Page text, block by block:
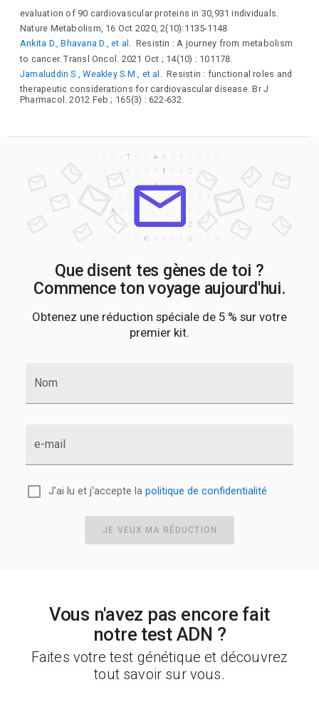
evaluation of 90 cardiovascular proteins in 30,931 individuals
Nature Metabolism, 16 Oct 2020, 2(10):1135-1148
Ankita D., Bhavana D., et al. Resistin : A journey from metabolism
to cancer. Transl Oncol. 2021 Oct ; 14(10) : 101178.
Jamaluddin S., Weakley S.M., et al. Resistin : functional roles and
therapeutic considerations for cardiovascular disease. Br J
Pharmacol. 2012 Feb ; 165(3) : 622-632.
Que disent tes gènes de toi ?
Commence ton voyage aujourd'hui.
Obtenez une réduction spéciale de 5 % sur votre
premier kit.
Nom
e-mail
J'ai lu et j'accepte la politique de confidentialité
JE VEUX MA RÉDUCTION
Vous n'avez pas encore fait
notre test ADN ?
Faites votre test génétique et découvrez
tout savoir sur vous.